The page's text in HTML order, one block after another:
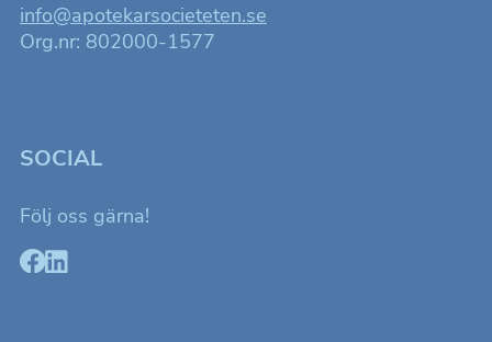
info@apotekarsocieteten.se
Org.nr: 802000-1577
SOCIAL
Följ oss gärna!